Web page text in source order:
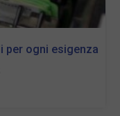
per ogni esigenza